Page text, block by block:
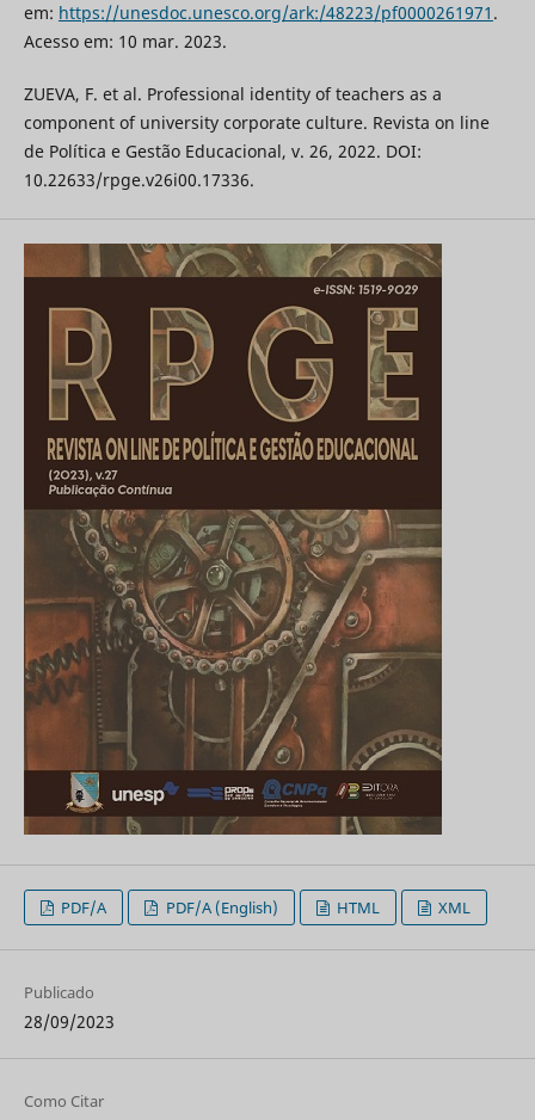
em: https://unesdoc.unesco.org/ark:/48223/pf0000261971 .
Acesso em: 10 mar. 2023.
ZUEVA, F. et al. Professional identity of teachers as a
component of university corporate culture. Revista on line
de Política e Gestão Educacional, v. 26, 2022. DOI:
10.22633/rpge.v26i00.17336.
PDF/A PDF/A (English) HTML XML
Publicado
28/09/2023
Como Citar